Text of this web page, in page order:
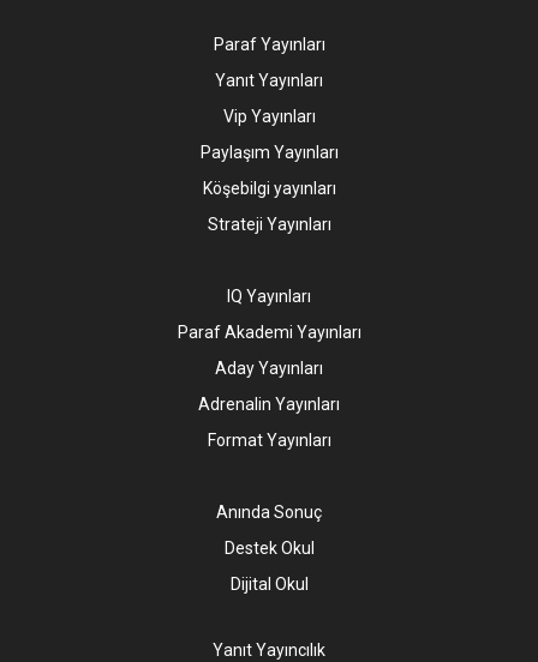
Paraf Yayınları
Yanıt Yayınları
Vip Yayınları
Paylaşım Yayınları
Köşebilgi yayınları
Strateji Yayınları
IQ Yayınları
Paraf Akademi Yayınları
Aday Yayınları
Adrenalin Yayınları
Format Yayınları
Anında Sonuç
Destek Okul
Dijital Okul
Yanıt Yayıncılık